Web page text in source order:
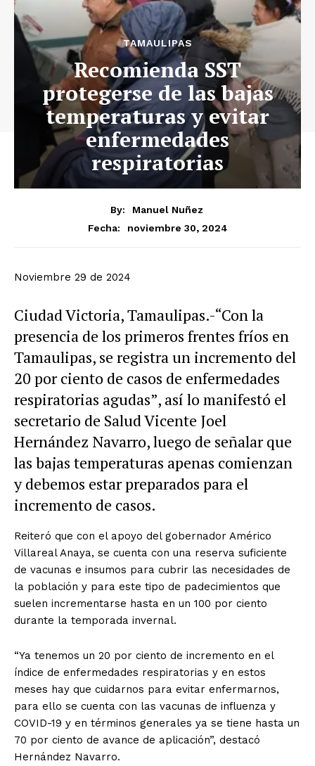
TAMAULIPAS
Recomienda SST
protegerse de las bajas
temperaturas y evitar
enfermedades
respiratorias
By:
Manuel Nuñez
Fecha:
noviembre 30, 2024
Noviembre 29 de 2024
Ciudad Victoria, Tamaulipas.-“Con la
presencia de los primeros frentes fríos en
Tamaulipas, se registra un incremento del
20 por ciento de casos de enfermedades
respiratorias agudas”, así lo manifestó el
secretario de Salud Vicente Joel
Hernández Navarro, luego de señalar que
las bajas temperaturas apenas comienzan
y debemos estar preparados para el
incremento de casos.
Reiteró que con el apoyo del gobernador Américo
Villareal Anaya, se cuenta con una reserva suficiente
de vacunas e insumos para cubrir las necesidades de
la población y para este tipo de padecimientos que
suelen incrementarse hasta en un 100 por ciento
durante la temporada invernal.
“Ya tenemos un 20 por ciento de incremento en el
índice de enfermedades respiratorias y en estos
meses hay que cuidarnos para evitar enfermarnos,
para ello se cuenta con las vacunas de influenza y
COVID-19 y en términos generales ya se tiene hasta un
70 por ciento de avance de aplicación”, destacó
Hernández Navarro.